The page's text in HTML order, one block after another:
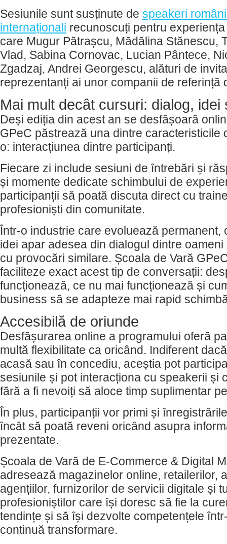
Sesiunile sunt susținute de speakeri
internaționali recunoscuți pentru
care Mugur Pătrașcu, Mădălina Stănescu,
Vlad, Sabina Cornovac, Lucian Pântece,
Zgadzaj, Andrei Georgescu, alături de
reprezentanți ai unor companii de referință
Mai mult decât cursuri: dialog, idei
Deși ediția din acest an se desfășoară
GPeC păstrează una dintre caracteristicile
o: interacțiunea dintre participanți.
Fiecare zi include sesiuni de întrebări și
și momente dedicate schimbului de
participanții să poată discuta direct cu
profesioniști din comunitate.
Într-o industrie care evoluează permanent,
idei apar adesea din dialogul dintre
cu provocări similare. Școala de Vară
faciliteze exact acest tip de conversații:
funcționează, ce nu mai funcționează și
business să se adapteze mai rapid
Accesibilă de oriunde
Desfășurarea online a programului oferă
multă flexibilitate ca oricând. Indiferent
acasă sau în concediu, aceștia pot
sesiunile și pot interacționa cu speakerii și
fără a fi nevoiți să aloce timp suplimentar
În plus, participanții vor primi și
încât să poată reveni oricând asupra
prezentate.
Școala de Vară de E-Commerce & Digital
adresează magazinelor online, retailerilor,
agențiilor, furnizorilor de servicii digitale și
profesioniștilor care își doresc să fie la
tendințe și să își dezvolte competențele
continuă transformare.